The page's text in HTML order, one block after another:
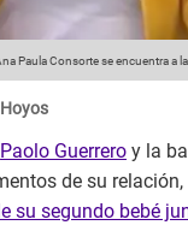
Paula Consorte se encuentra a
Paolo Guerrero y la
de su
su segundo bebé